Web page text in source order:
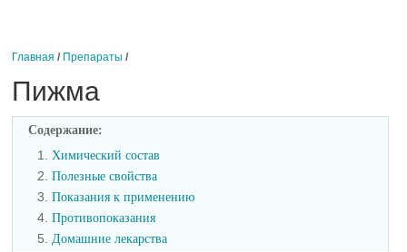
Главная / Препараты /
Пижма
Содержание:
1.Химический состав
2.Полезные свойства
3.Показания к применению
4.Противопоказания
5.Домашние лекарства